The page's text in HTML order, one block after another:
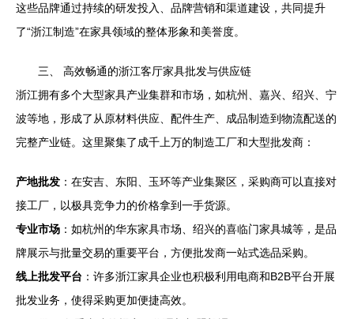
这些品牌通过持续的研发投入、品牌营销和渠道建设，共同提升
了“浙江制造”在家具领域的整体形象和美誉度。
三、 高效畅通的浙江客厅家具批发与供应链
浙江拥有多个大型家具产业集群和市场，如杭州、嘉兴、绍兴、宁
波等地，形成了从原材料供应、配件生产、成品制造到物流配送的
完整产业链。这里聚集了成千上万的制造工厂和大型批发商：
产地批发 ：在安吉、东阳、玉环等产业集聚区，采购商可以直接对
接工厂，以极具竞争力的价格拿到一手货源。
专业市场 ：如杭州的华东家具市场、绍兴的喜临门家具城等，是品
牌展示与批量交易的重要平台，方便批发商一站式选品采购。
线上批发平台 ：许多浙江家具企业也积极利用电商和B2B平台开展
批发业务，使得采购更加便捷高效。